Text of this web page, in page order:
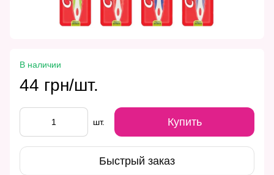
В наличии
44 грн/шт.
шт. Купить
Быстрый заказ